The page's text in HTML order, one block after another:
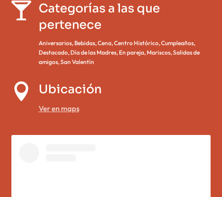
 Categorías a las que
pertenece
Aniversarios, Bebidas,Cena,Centro Histórico,Cumpleaños,
Destacado, Día de las Madres, En pareja, Mariscos,Salidas de
amigos,San Valentín
 Ubicación
Ver en maps